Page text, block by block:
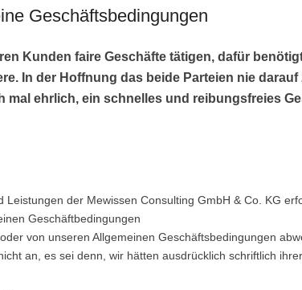
Geschäftsbedingungen
Kunden faire Geschäfte tätigen, dafür
In der Hoffnung das beide Parteien nie
mal ehrlich, ein schnelles und reibungsfreies
Leistungen der Mewissen Consulting GmbH & Co. KG
Geschäftbedingungen
von unseren Allgemeinen Geschäftsbedingungen
an, es sei denn, wir hätten ausdrücklich schriftlich